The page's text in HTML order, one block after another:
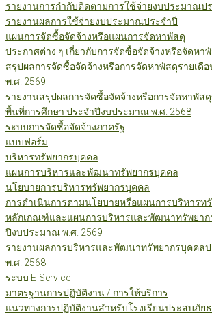
รายงานการกำกับติดตามการใช้จ่ายงบประมาณป
รายงานผลการใช้จ่ายงบประมาณประจำปี
แผนการจัดซื้อจัดจ้างหรือแผนการจัดหาพัสดุ
ประกาศต่าง ๆ เกี่ยวกับการจัดซื้อจัดจ้างหรือจัดหา
สรุปผลการจัดซื้อจัดจ้างหรือการจัดหาพัสดุรายเดื
พ.ศ. 2569
รายงานสรุปผลการจัดซื้อจัดจ้างหรือการจัดหาพัส
พื้นที่การศึกษา ประจำปีงบประมาณ พ.ศ. 2568
ระบบการจัดซื้อจัดจ้างภาครัฐ
แบบฟอร์ม
บริหารทรัพยากรบุคคล
แผนการบริหารและพัฒนาทรัพยากรบุคคล
นโยบายการบริหารทรัพยากรบุคคล
การดำเนินการตามนโยบายหรือแผนการบริหารท
หลักเกณฑ์และแผนการบริหารและพัฒนาทรัพยาก
ปีงบประมาณ พ.ศ. 2569
รายงานผลการบริหารและพัฒนาทรัพยากรบุคคล
พ.ศ. 2568
ระบบ E-Service
มาตรฐานการปฏิบัติงาน / การให้บริการ
แนวทางการปฏิบัติงานสำหรับโรงเรียนประสบภัย